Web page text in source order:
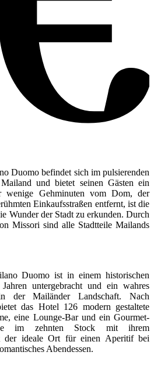
Duomo befindet sich im pulsierenden
und bietet seinen Gästen ein
wenige Gehminuten vom Dom, der
Einkaufsstraßen entfernt, ist die
Wunder der Stadt zu erkunden. Durch
Missori sind alle Stadtteile Mailands
Duomo ist in einem historischen
untergebracht und ein wahres
der Mailänder Landschaft. Nach
das Hotel 126 modern gestaltete
eine Lounge-Bar und ein Gourmet-
im zehnten Stock mit ihrem
der ideale Ort für einen Aperitif bei
Abendessen.